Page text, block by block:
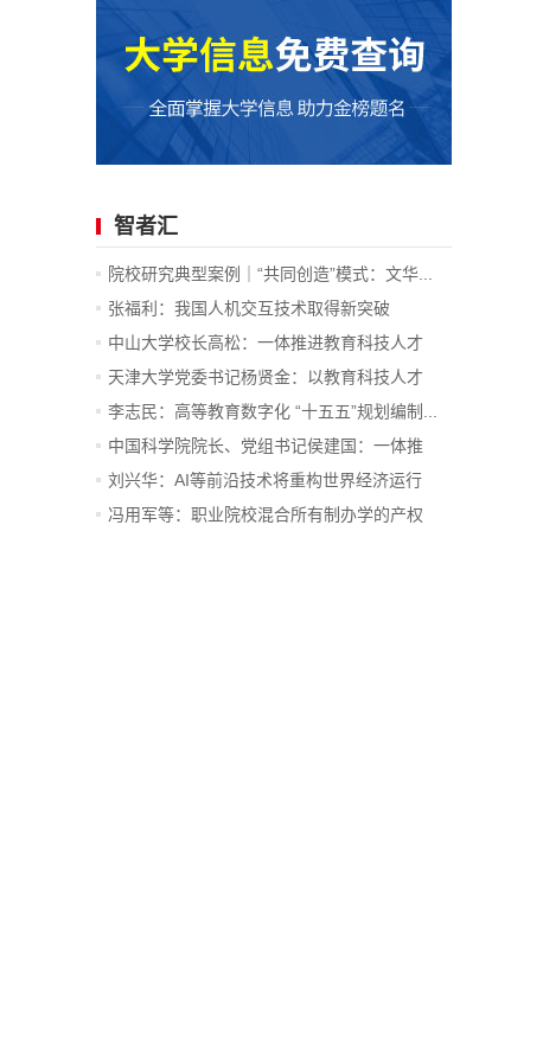
智者汇
院校研究典型案例｜“共同创造”模式：文华...
张福利：我国人机交互技术取得新突破
中山大学校长高松：一体推进教育科技人才
发...
天津大学党委书记杨贤金：以教育科技人才
一...
李志民：高等教育数字化 “十五五”规划编制...
中国科学院院长、党组书记侯建国：一体推
进...
刘兴华：AI等前沿技术将重构世界经济运行
底...
冯用军等：职业院校混合所有制办学的产权